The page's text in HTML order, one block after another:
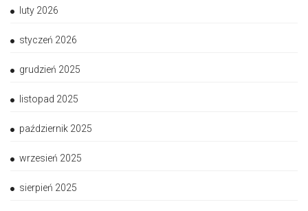
luty 2026
styczeń 2026
grudzień 2025
listopad 2025
październik 2025
wrzesień 2025
sierpień 2025